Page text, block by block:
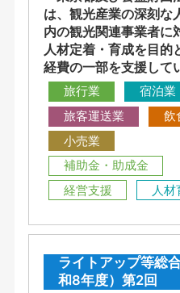
は、観光産業の深刻な
内の観光関連事業者に
人材定着・育成を目的
経費の一部を支援して
旅行業
宿泊業
旅客運送業
飲
小売業
補助金・助成金
経営支援
人
ライトアップ等総
和8年度）第2回